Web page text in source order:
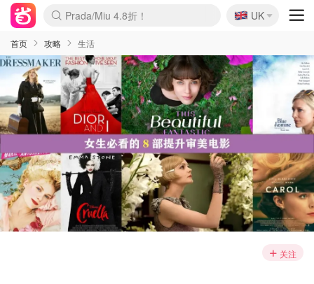
麦卢卡蜂蜜夏促！个位数！
Prada/Miu 4.8折！
啥？必胜客披萨5折！
🇬🇧
UK
首页 攻略 生活
关注